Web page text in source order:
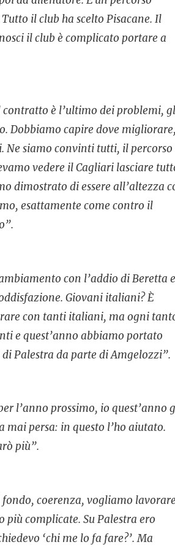
il club ha scelto Pisacane. Il
il club è complicato portare a
contratto è l’ultimo dei problemi,
Dobbiamo capire dove migliorare,
Ne siamo convinti tutti, il percorso
vedere il Cagliari lasciare
dimostrato di essere all’altezza
esattamente come contro il
con l’addio di Beretta e
Giovani italiani? È
con tanti italiani, ma ogni
e quest’anno abbiamo portato
Palestra da parte di Amgelozzi”.
l’anno prossimo, io quest’anno
mai persa: in questo l’ho aiutato.
più”.
coerenza, vogliamo lavorare
complicate. Su Palestra ero
‘chi me lo fa fare?’. Ma